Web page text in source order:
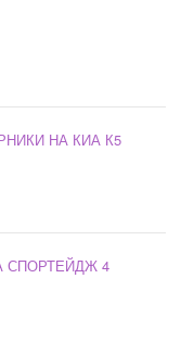
НА КИА К5
СПОРТЕЙДЖ 4